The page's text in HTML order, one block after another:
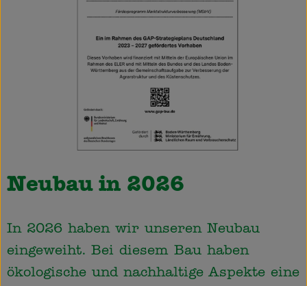
Neubau in 2026
In 2026 haben wir unseren Neubau
eingeweiht. Bei diesem Bau haben
ökologische und nachhaltige Aspekte eine